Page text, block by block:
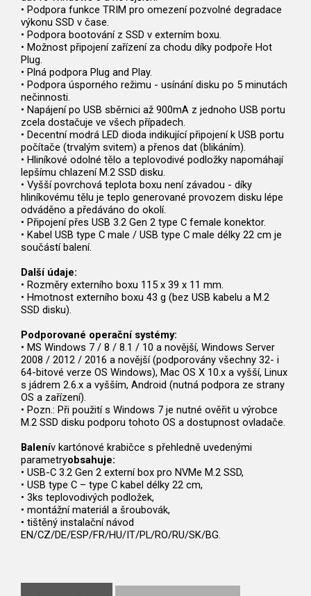
• Podpora funkce TRIM pro omezení pozvolné degradace
výkonu SSD v čase.
• Podpora bootování z SSD v externím boxu.
• Možnost připojení zařízení za chodu díky podpoře Hot
Plug.
• Plná podpora Plug and Play.
• Podpora úsporného režimu - usínání disku po 5 minutách
nečinnosti.
• Napájení po USB sběrnici až 900mA z jednoho USB portu
zcela dostačuje ve všech případech.
• Decentní modrá LED dioda indikující připojení k USB portu
počítače (trvalým svitem) a přenos dat (blikáním).
• Hliníkové odolné tělo a teplovodivé podložky napomáhají
lepšímu chlazení M.2 SSD disku.
• Vyšší povrchová teplota boxu není závadou - díky
hliníkovému tělu je teplo generované provozem disku lépe
odváděno a předáváno do okolí.
• Připojení přes USB 3.2 Gen 2 type C female konektor.
• Kabel USB type C male / USB type C male délky 22 cm je
součástí balení.
Další údaje:
• Rozměry externího boxu 115 x 39 x 11 mm.
• Hmotnost externího boxu 43 g (bez USB kabelu a M.2
SSD disku).
Podporované operační systémy:
• MS Windows 7 / 8 / 8.1 / 10 a novější, Windows Server
2008 / 2012 / 2016 a novější (podporovány všechny 32- i
64-bitové verze OS Windows), Mac OS X 10.x a vyšší, Linux
s jádrem 2.6.x a vyšším, Android (nutná podpora ze strany
OS a zařízení).
• Pozn.: Při použití s Windows 7 je nutné ověřit u výrobce
M.2 SSD disku podporu tohoto OS a dostupnost ovladače.
Balenív kartónové krabičce s přehledně uvedenými
parametryobsahuje:
• USB-C 3.2 Gen 2 externí box pro NVMe M.2 SSD,
• USB type C – type C kabel délky 22 cm,
• 3ks teplovodivých podložek,
• montážní materiál a šroubovák,
• tištěný instalační návod
EN/CZ/DE/ESP/FR/HU/IT/PL/RO/RU/SK/BG.